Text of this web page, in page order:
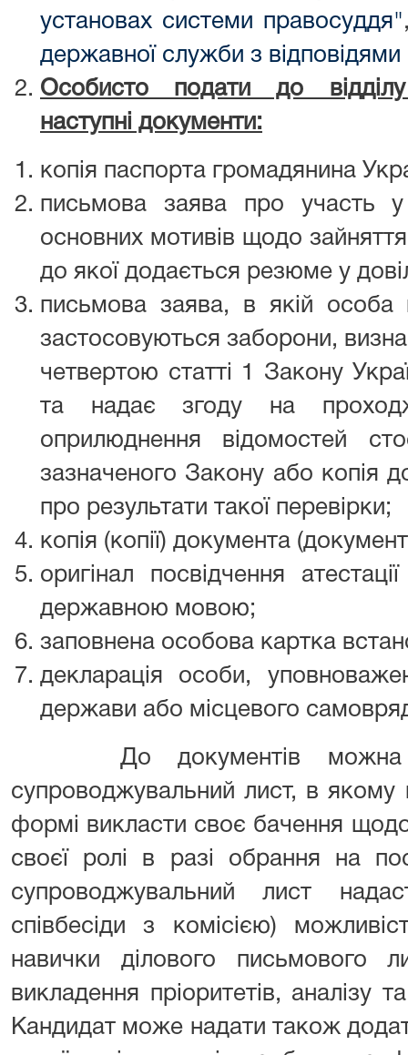
установах системи правосуддя"
державної служби з відповідями
Особисто подати до
наступні документи:
копія паспорта громадянина
письмова заява про участь у
основних мотивів щодо
до якої додається резюме у
письмова заява, в якій
застосовуються заборони,
четвертою статті 1 Закону
та надає згоду на
оприлюднення відомостей
зазначеного Закону або копія
про результати такої перевірки;
копія (копії) документа
оригінал посвідчення
державною мовою;
заповнена особова картка
декларація особи,
держави або місцевого
До документів можна
супроводжувальний лист, в якому
формі викласти своє бачення
своєї ролі в разі обрання на
супроводжувальний лист
співбесіди з комісією)
навички ділового письмового
викладення пріоритетів, аналізу
Кандидат може надати також